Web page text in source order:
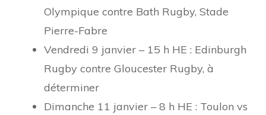
Olympique contre Bath Rugby, Stade
Pierre-Fabre
Vendredi 9 janvier – 15 h HE : Edinburgh
Rugby contre Gloucester Rugby, à
déterminer
Dimanche 11 janvier – 8 h HE : Toulon vs